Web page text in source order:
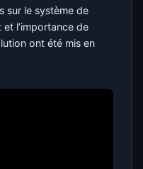
sur le système de
l’importance de
ont été mis en